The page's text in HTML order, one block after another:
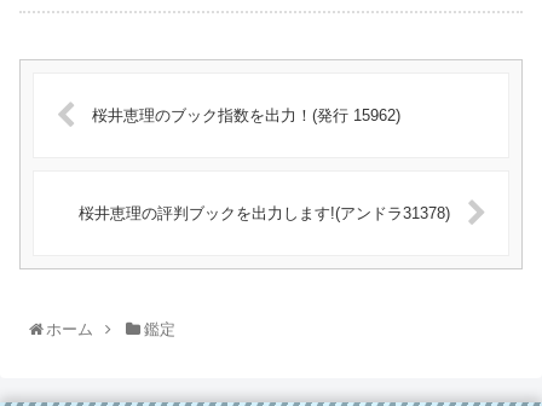
桜井恵理のブック指数を出力！(発行 15962)
桜井恵理の評判ブックを出力します!(アンドラ31378)
ホーム 鑑定